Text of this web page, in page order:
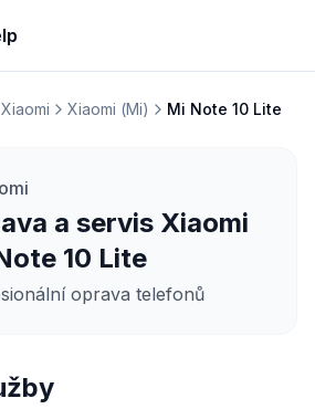
Xiaomi Xiaomi (Mi) Mi Note 10 Lite
a servis Xiaomi
10 Lite
oprava telefonů